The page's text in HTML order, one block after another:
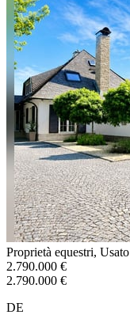
Proprietà equestri, Usato
2.790.000 €
2.790.000 €
DE